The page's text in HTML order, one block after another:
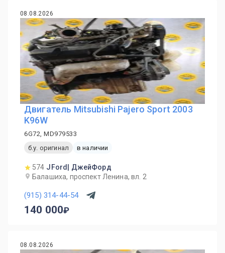
08.08.2026
Двигатель Mitsubishi Pajero Sport 2003
K96W
6G72, MD979533
б.у. оригинал
в наличии
574 JFord| ДжейФорд
Балашиха, проспект Ленина, вл. 2
(915) 314-44-54
140 000
08.08.2026